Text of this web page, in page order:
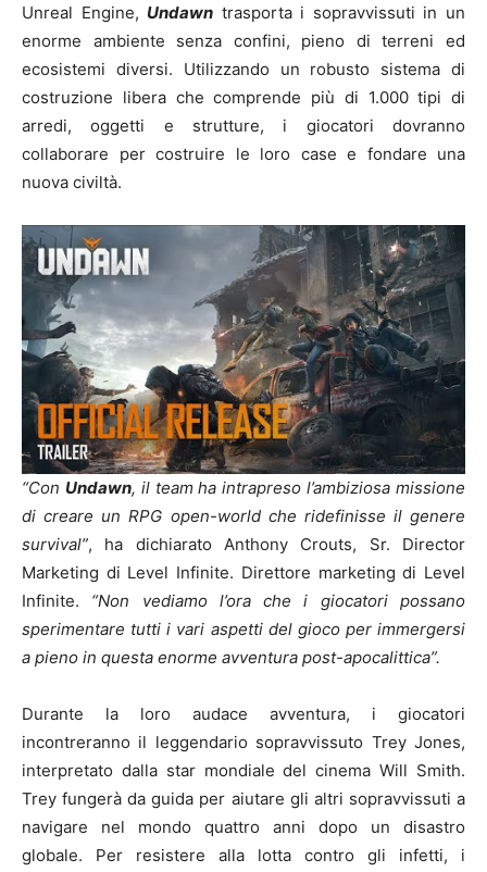
Unreal Engine, Undawn trasporta i sopravvissuti in un
enorme ambiente senza confini, pieno di terreni ed
ecosistemi diversi. Utilizzando un robusto sistema di
costruzione libera che comprende più di 1.000 tipi di
arredi, oggetti e strutture, i giocatori dovranno
collaborare per costruire le loro case e fondare una
nuova civiltà.
“Con Undawn, il team ha intrapreso l’ambiziosa missione
di creare un RPG open-world che ridefinisse il genere
survival”, ha dichiarato Anthony Crouts, Sr. Director
Marketing di Level Infinite. Direttore marketing di Level
Infinite. “Non vediamo l’ora che i giocatori possano
sperimentare tutti i vari aspetti del gioco per immergersi
a pieno in questa enorme avventura post-apocalittica”.
Durante la loro audace avventura, i giocatori
incontreranno il leggendario sopravvissuto Trey Jones,
interpretato dalla star mondiale del cinema Will Smith.
Trey fungerà da guida per aiutare gli altri sopravvissuti a
navigare nel mondo quattro anni dopo un disastro
globale. Per resistere alla lotta contro gli infetti, i